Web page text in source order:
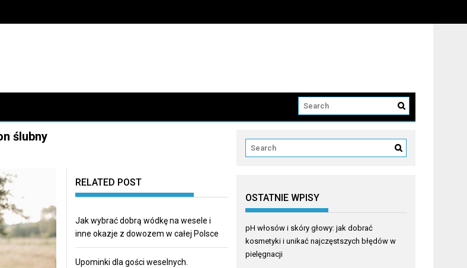
błędów w pielęgnacji
ślubny
RELATED POST
Jak wybrać dobrą wódkę na wesele i
inne okazje z dowozem w całej Polsce
Upominki dla gości weselnych.
OSTATNIE WPISY
pH włosów i skóry głowy: jak dobrać
kosmetyki i unikać najczęstszych błędów w
pielęgnacji